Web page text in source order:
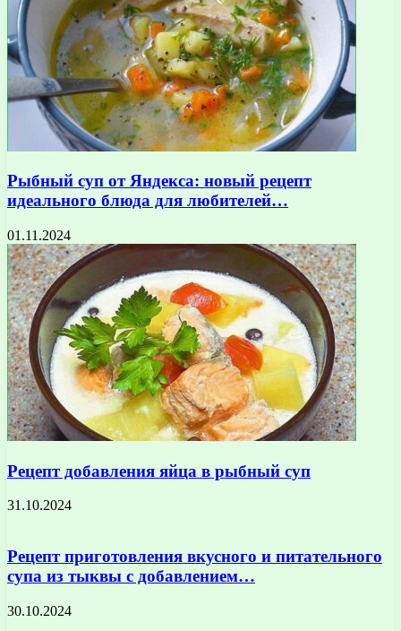
Рыбный суп от Яндекса: новый рецепт
идеального блюда для любителей…
01.11.2024
Рецепт добавления яйца в рыбный суп
31.10.2024
Рецепт приготовления вкусного и питательного
супа из тыквы с добавлением…
30.10.2024